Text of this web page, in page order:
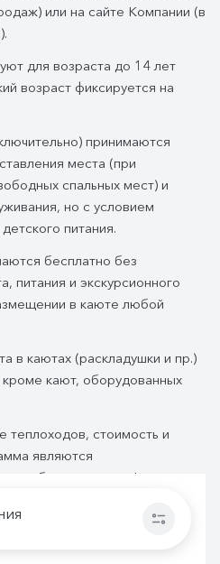
или на сайте Компании (в
для возраста до 14 лет
возраст фиксируется на
принимаются
места (при
спальных мест) и
но с условием
питания.
бесплатно без
питания и экскурсионного
в каюте любой
в каютах (раскладушки и пр.)
кают, оборудованных
теплоходов, стоимость и
являются
быть изменены!